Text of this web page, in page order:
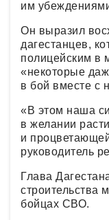
им
Он выразил
дагестанцев,
полицейским в
«некоторые
в бой вместе с
«В этом наша
в желании
и
руководитель
Глава
строительства
бойцах СВО.